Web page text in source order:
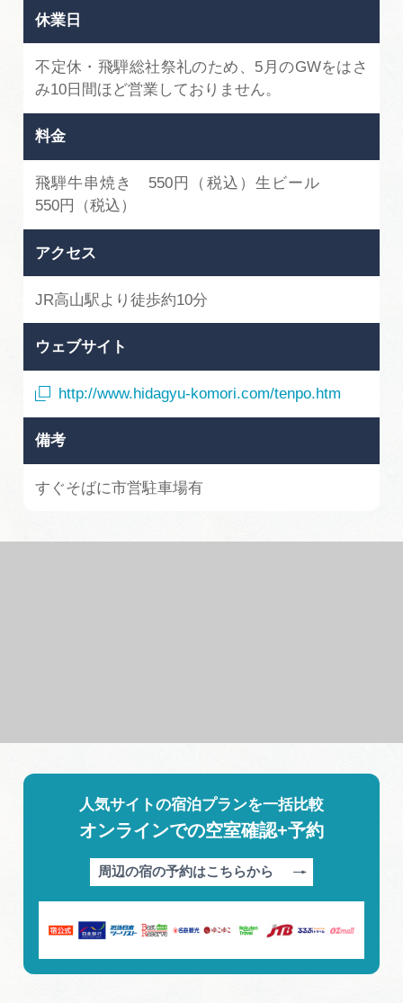
休業日
不定休・飛騨総社祭礼のため、5月のGWをはさ
み10日間ほど営業しておりません。
料金
飛騨牛串焼き 550円（税込）生ビール
550円（税込）
アクセス
JR高山駅より徒歩約10分
ウェブサイト
http://www.hidagyu-komori.com/tenpo.htm
備考
すぐそばに市営駐車場有
人気サイトの宿泊プランを一括比較
オンラインでの空室確認+予約
周辺の宿の予約はこちらから